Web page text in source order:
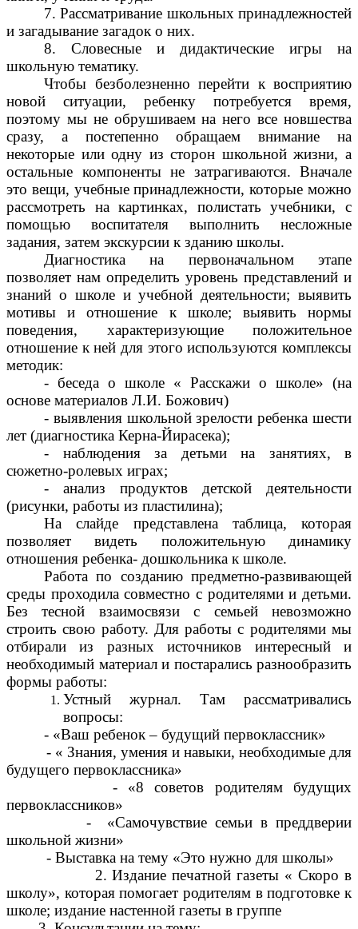
7. Рассматривание школьных принадлежностей
и загадывание загадок о них.
8. Словесные и дидактические игры на
школьную тематику.
Чтобы безболезненно перейти к восприятию
новой ситуации, ребенку потребуется время,
поэтому мы не обрушиваем на него все новшества
сразу, а постепенно обращаем внимание на
некоторые или одну из сторон школьной жизни, а
остальные компоненты не затрагиваются. Вначале
это вещи, учебные принадлежности, которые можно
рассмотреть на картинках, полистать учебники, с
помощью воспитателя выполнить несложные
задания, затем экскурсии к зданию школы.
Диагностика на первоначальном этапе
позволяет нам определить уровень представлений и
знаний о школе и учебной деятельности; выявить
мотивы и отношение к школе; выявить нормы
поведения, характеризующие положительное
отношение к ней для этого используются комплексы
методик:
- беседа о школе « Расскажи о школе» (на
основе материалов Л.И. Божович)
- выявления школьной зрелости ребенка шести
лет (диагностика Керна-Йирасека);
- наблюдения за детьми на занятиях, в
сюжетно-ролевых играх;
- анализ продуктов детской деятельности
(рисунки, работы из пластилина);
На слайде представлена таблица, которая
позволяет видеть положительную динамику
отношения ребенка- дошкольника к школе.
Работа по созданию предметно-развивающей
среды проходила совместно с родителями и детьми.
Без тесной взаимосвязи с семьей невозможно
строить свою работу. Для работы с родителями мы
отбирали из разных источников интересный и
необходимый материал и постарались разнообразить
формы работы:
Устный журнал. Там рассматривались
вопросы:
- «Ваш ребенок – будущий первоклассник»
- « Знания, умения и навыки, необходимые для
будущего первоклассника»
- «8 советов родителям будущих
первоклассников»
- «Самочувствие семьи в преддверии
школьной жизни»
- Выставка на тему «Это нужно для школы»
2. Издание печатной газеты « Скоро в
школу», которая помогает родителям в подготовке к
школе; издание настенной газеты в группе